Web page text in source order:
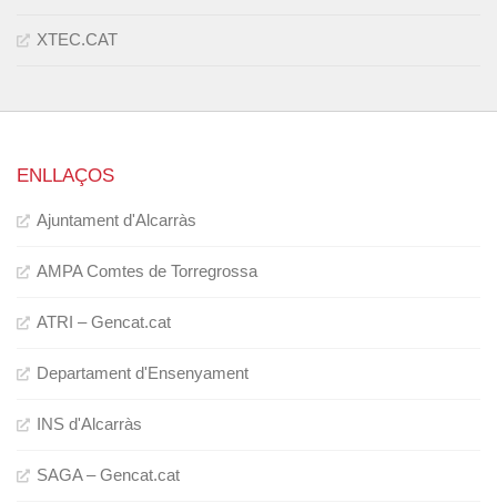
XTEC.CAT
ENLLAÇOS
Ajuntament d'Alcarràs
AMPA Comtes de Torregrossa
ATRI – Gencat.cat
Departament d'Ensenyament
INS d'Alcarràs
SAGA – Gencat.cat